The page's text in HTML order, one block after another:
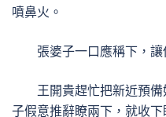
噴鼻火。
張婆子一口應稱下，讓
王開貴趕忙把新近預備
子假意推辭瞭兩下，就收